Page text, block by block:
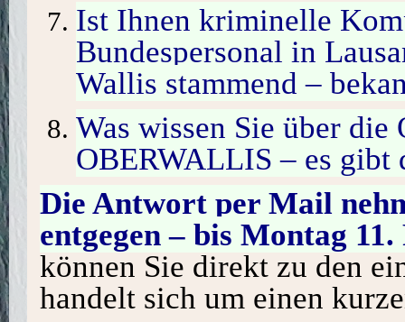
Ist Ihnen kriminelle
Bundespersonal in
Wallis stammend –
Was wissen Sie über
OBERWALLIS – es gibt
Die Antwort per Mail
entgegen – bis Montag 11.
können Sie direkt zu den
handelt sich um einen